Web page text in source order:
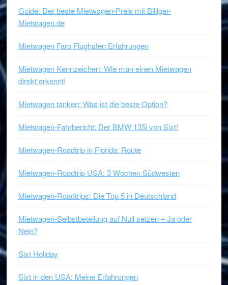
Guide: Der beste Mietwagen-Preis mit Billiger-
Mietwagen.de
Mietwagen Faro Flughafen Erfahrungen
Mietwagen Kennzeichen: Wie man einen Mietwagen
direkt erkennt!
Mietwagen tanken: Was ist die beste Option?
Mietwagen-Fahrbericht: Der BMW 135i von Sixt!
Mietwagen-Roadtrip in Florida: Route
Mietwagen-Roadtrip USA: 3 Wochen Südwesten
Mietwagen-Roadtrips: Die Top 5 in Deutschland
Mietwagen-Selbstbeteilung auf Null setzen – Ja oder
Nein?
Sixt Holiday
Sixt in den USA: Meine Erfahrungen